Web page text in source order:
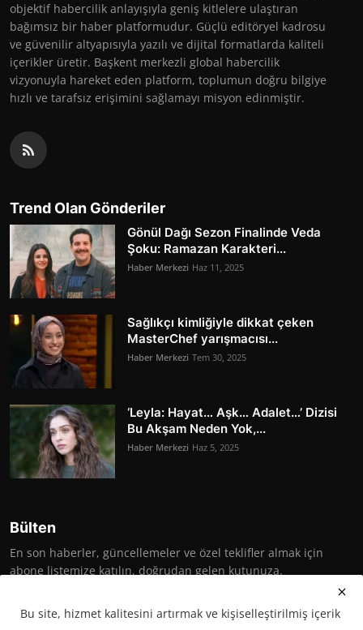
objektif habercilik anlayışıyla geniş kitlelere ulaştıran
bağımsız bir haber platformudur. Güçlü editöryel kadrosu
ve güvenilir altyapısıyla yazılı ve dijital formatlarda kaliteli
içerikler üretir. Başkent merkezli global habercilik
vizyonuyla hareket eden platform, toplumun doğru bilgiye
hızlı ve tarafsız erişimini sağlamayı misyon edinmiştir.
Trend Olan Gönderiler
Gönül Dağı Sezon Finalinde Veda
Şoku: Ramazan Karakteri...
Haber Merkezi Haz 11, 2025
Sağlıkçı kimliğiyle dikkat çeken
MasterChef yarışmacısı...
Haber Merkezi Tem 30, 2025
‘Leyla: Hayat… Aşk… Adalet…’ Dizisi
Bu Akşam Neden Yok,...
Haber Merkezi Haz 5, 2025
Bülten
En son haberler, güncellemeler ve özel teklifler almak için
abone listemize katılın, doğrudan gelen kutunuza.
Abone Ol
Bu site, hizmet kalitesini artırmak ve kişiselleştirilmiş içerik